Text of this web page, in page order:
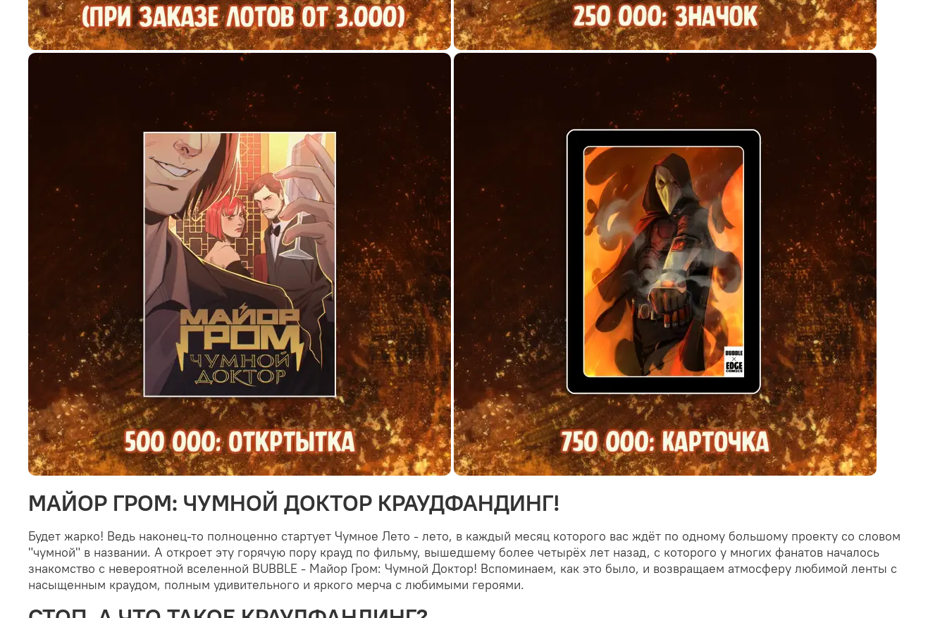
МАЙОР ГРОМ: ЧУМНОЙ ДОКТОР КРАУДФАНДИНГ!
Будет жарко! Ведь наконец-то полноценно стартует Чумное Лето - лето, в каждый месяц которого вас ждёт по одному большому проекту со словом
"чумной" в названии. А откроет эту горячую пору крауд по фильму, вышедшему более четырёх лет назад, с которого у многих фанатов началось
знакомство с невероятной вселенной BUBBLE - Майор Гром: Чумной Доктор! Вспоминаем, как это было, и возвращаем атмосферу любимой ленты с
насыщенным краудом, полным удивительного и яркого мерча с любимыми героями.